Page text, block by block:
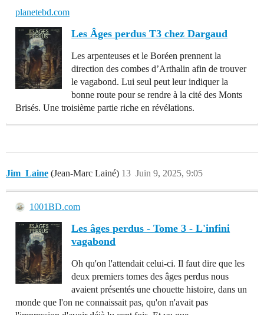
planetebd.com
Les Âges perdus T3 chez Dargaud
Les arpenteuses et le Boréen prennent la
direction des combes d’Arthalin afin de trouver
le vagabond. Lui seul peut leur indiquer la
bonne route pour se rendre à la cité des Monts
Brisés. Une troisième partie riche en révélations.
Jim_Laine (Jean-Marc Lainé) Juin 9, 2025, 9:05
13
1001BD.com
Les âges perdus - Tome 3 - L'infini
vagabond
Oh qu'on l'attendait celui-ci. Il faut dire que les
deux premiers tomes des âges perdus nous
avaient présentés une chouette histoire, dans un
monde que l'on ne connaissait pas, qu'on n'avait pas